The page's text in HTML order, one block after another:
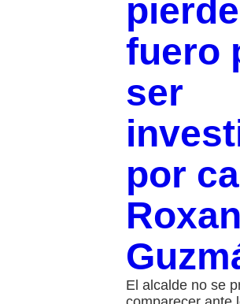
pierde
fuero
ser
por
El alcalde no se